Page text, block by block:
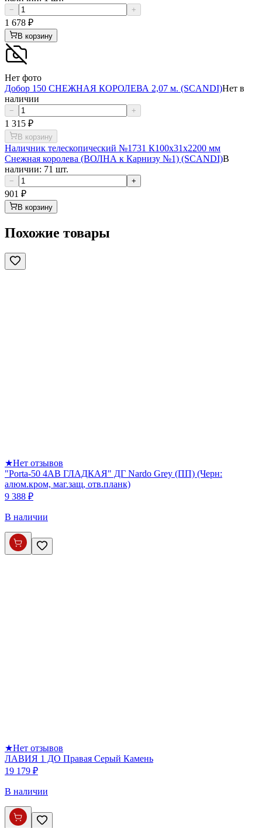
− +
1 678 ₽
В корзину
Нет фото
Добор 150 СНЕЖНАЯ КОРОЛЕВА 2,07 м. (SCANDI)Нет в
наличии
− +
1 315 ₽
В корзину
Наличник телескопический №1731 К100х31х2200 мм
Снежная королева (ВОЛНА к Карнизу №1) (SCANDI)В
наличии: 71 шт.
− +
901 ₽
В корзину
Похожие товары
★Нет отзывов
"Porta-50 4AB ГЛАДКАЯ" ДГ Nardo Grey (ПП) (Черн:
алюм.кром, маг.защ, отв.планк)
9 388 ₽
В наличии
★Нет отзывов
ЛАВИЯ 1 ДО Правая Серый Камень
19 179 ₽
В наличии